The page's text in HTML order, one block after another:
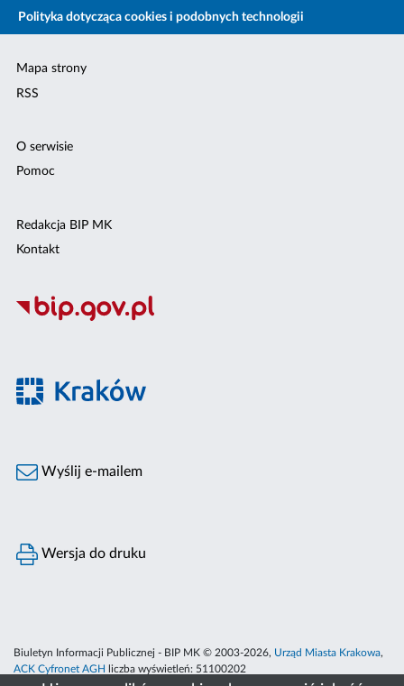
Polityka dotycząca cookies i podobnych technologii
Mapa strony
RSS
O serwisie
Pomoc
Redakcja BIP MK
Kontakt
Wyślij e-mailem
Wersja do druku
Biuletyn Informacji Publicznej - BIP MK © 2003-2026, Urząd Miasta Krakowa,
ACK Cyfronet AGH
liczba wyświetleń: 51100202